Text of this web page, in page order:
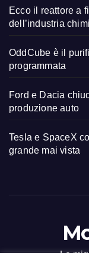
Ecco il reattore a
dell’industria
OddCube è il
programmata
Ford e Dacia
produzione auto
Tesla e SpaceX
grande mai vista